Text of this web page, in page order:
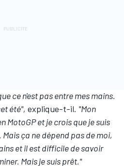
ce n'est pas entre mes mains.
été", explique-t-il. "Mon
MotoGP et je crois que je suis
ça ne dépend pas de moi,
et il est difficile de savoir
Mais je suis prêt."